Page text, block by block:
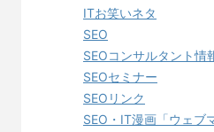
ITお笑いネタ
SEO
SEOコンサルタント情
SEOセミナー
SEOリンク
SEO・IT漫画「ウェブ